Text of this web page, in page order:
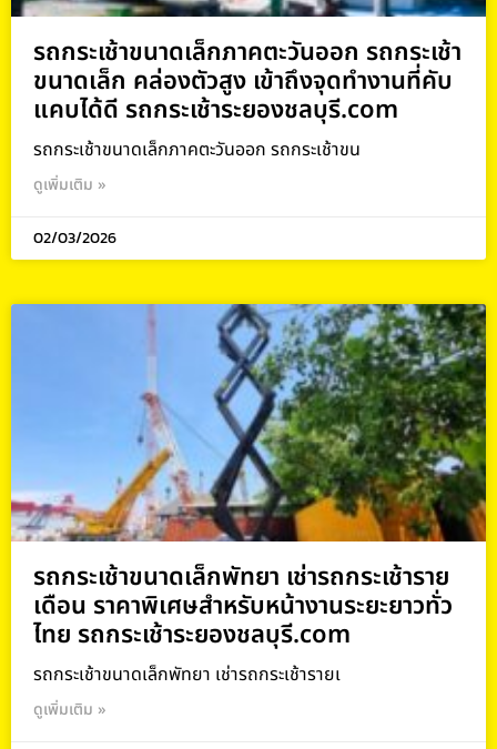
รถกระเช้าขนาดเล็กภาคตะวันออก รถกระเช้า
ขนาดเล็ก คล่องตัวสูง เข้าถึงจุดทำงานที่คับ
แคบได้ดี รถกระเช้าระยองชลบุรี.com
รถกระเช้าขนาดเล็กภาคตะวันออก รถกระเช้าขน
ดูเพิ่มเติม »
02/03/2026
รถกระเช้าขนาดเล็กพัทยา เช่ารถกระเช้าราย
เดือน ราคาพิเศษสำหรับหน้างานระยะยาวทั่ว
ไทย รถกระเช้าระยองชลบุรี.com
รถกระเช้าขนาดเล็กพัทยา เช่ารถกระเช้ารายเ
ดูเพิ่มเติม »